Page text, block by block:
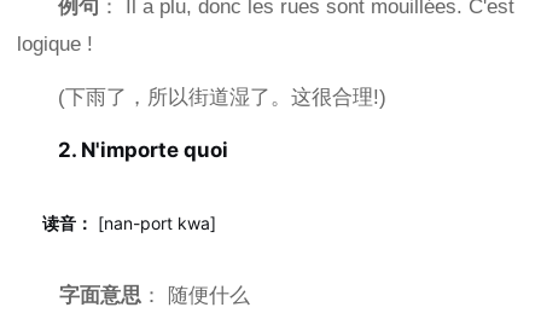
例句 ： Il a plu, donc les rues sont mouillées. C'est
logique !
(下雨了，所以街道湿了。这很合理!)
2. N'importe quoi
读音： [nan-port kwa]
字面意思 ： 随便什么